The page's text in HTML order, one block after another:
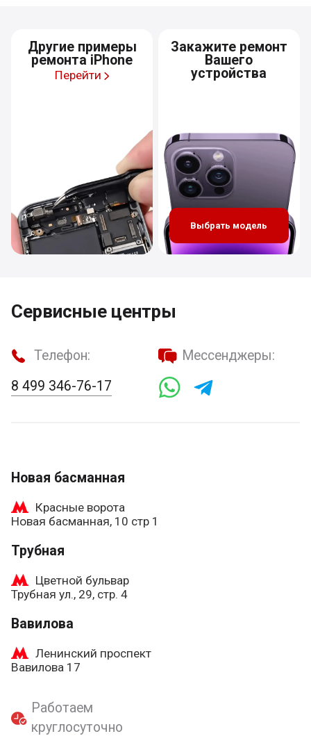
Другие примеры
ремонта iPhone
Перейти
Закажите ремонт
Вашего
устройства
Выбрать модель
Сервисные центры
Телефон:
8 499 346-76-17
Мессенджеры:
Новая басманная
Красные ворота
Новая басманная, 10 стр 1
Трубная
Цветной бульвар
Трубная ул., 29, стр. 4
Вавилова
Ленинский проспект
Вавилова 17
Работаем
круглосуточно